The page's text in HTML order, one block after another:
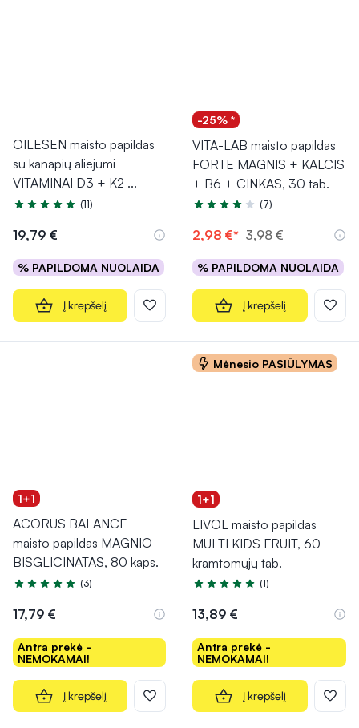
OILESEN maisto papildas
su kanapių aliejumi
VITAMINAI D3 + K2 ...
Įvertinimas 5.0 iš 5
(11)
19,79 €
% PAPILDOMA NUOLAIDA
Į krepšelį
-25% *
VITA-LAB maisto papildas
FORTE MAGNIS + KALCIS
+ B6 + CINKAS, 30 tab.
Įvertinimas 4.4 iš 5
(7)
2,98 €* 3,98 €
% PAPILDOMA NUOLAIDA
Į krepšelį
1+1
ACORUS BALANCE
maisto papildas MAGNIO
BISGLICINATAS, 80 kaps.
Įvertinimas 5.0 iš 5
(3)
17,79 €
Antra prekė -
NEMOKAMAI!
Į krepšelį
Mėnesio PASIŪLYMAS
1+1
LIVOL maisto papildas
MULTI KIDS FRUIT, 60
kramtomųjų tab.
Įvertinimas 5.0 iš 5
(1)
13,89 €
Antra prekė -
NEMOKAMAI!
Į krepšelį